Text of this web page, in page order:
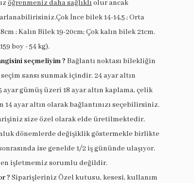
öğrenmeniz daha sağlıklı olur ancak
İnce bilek 14-14,5 ; Orta
; Kalın Bilek 19-20cm; Çok kalın bilek 21cm.
boy - 54 kg).
seçmeliyim ? Bağlantı noktası bilekliğin
sansı sunmak içindir. 24 ayar altın
ayar gümüş üzeri 18 ayar altın kaplama, çelik
14 ayar altın olarak bağlantınızı seçebilirsiniz.
size özel olarak elde üretilmektedir.
dönemlerde değişiklik göstermekle birlikte
ise genelde 1/2 iş gününde ulaşıyor.
işletmemiz sorumlu değildir.
? Siparişleriniz Özel kutusu, kesesi, kullanım